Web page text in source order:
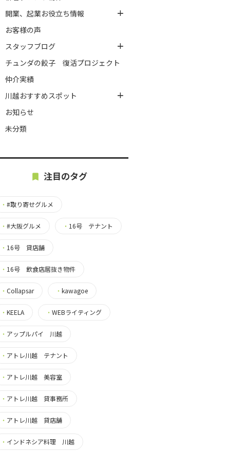
開業、起業お役立ち情報
お客様の声
スタッフブログ
チュンダの餃子 復活プロジェクト
仲介実績
川越おすすめスポット
お知らせ
未分類
注目のタグ
・ #取り寄せグルメ
・ #大阪グルメ ・ 16号 テナント
・ 16号 貸店舗
・ 16号 飲食店居抜き物件
・ Collapsar ・ kawagoe
・ KEELA ・ WEBライティング
・ アップルパイ 川越
・ アトレ川越 テナント
・ アトレ川越 美容室
・ アトレ川越 貸事務所
・ アトレ川越 貸店舗
・ インドネシア料理 川越